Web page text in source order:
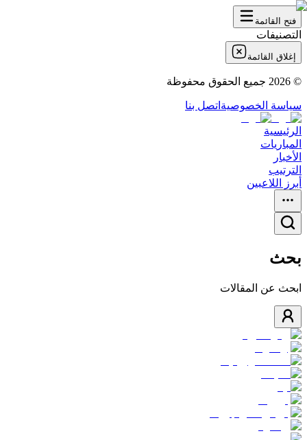
فتح القائمة
التصنيفات
إغلاق القائمة
©
2026 جميع الحقوق محفوظة
سياسة الخصوصية اتصل بنا
الرئيسية
المباريات
الأخبار
الترتيب
أبرز اللاعبين
بحث
ابحث عن المقالات